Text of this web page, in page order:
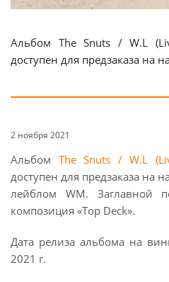
Альбом The Snuts / W.L
доступен для предзаказа на
2 ноября 2021
Альбом The Snuts / W.L
доступен для предзаказа на
лейблом WM. Заглавной
композиция «Top Deck».
Дата релиза альбома на
2021 г.